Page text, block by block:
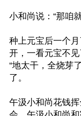
小和尚说：“那咱
种上元宝后一个
开，一看元宝不
“地太干，全烧芽
了。
午汲小和尚花钱